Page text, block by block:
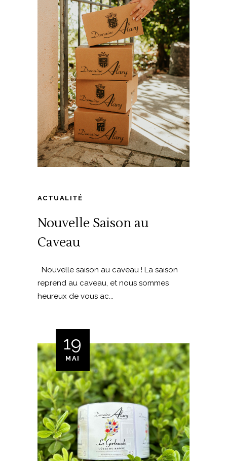
ACTUALITÉ
Nouvelle Saison au
Caveau
Nouvelle saison au caveau ! La saison
reprend au caveau, et nous sommes
heureux de vous ac...
19
MAI